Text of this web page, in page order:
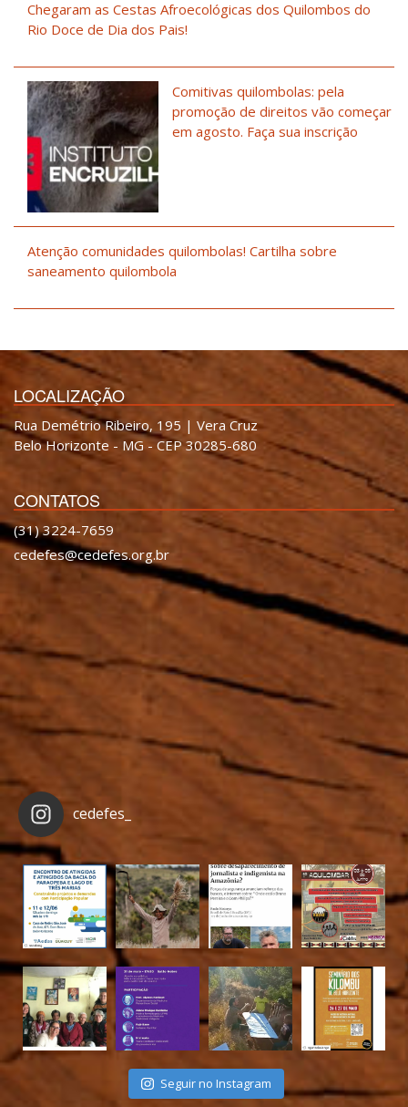
Chegaram as Cestas Afroecológicas dos Quilombos do
Rio Doce de Dia dos Pais!
Comitivas quilombolas: pela
promoção de direitos vão começar
em agosto. Faça sua inscrição
Atenção comunidades quilombolas! Cartilha sobre
saneamento quilombola
LOCALIZAÇÃO
Rua Demétrio Ribeiro, 195 | Vera Cruz
Belo Horizonte - MG - CEP 30285-680
CONTATOS
(31) 3224-7659
cedefes@cedefes.org.br
cedefes_
Seguir no Instagram